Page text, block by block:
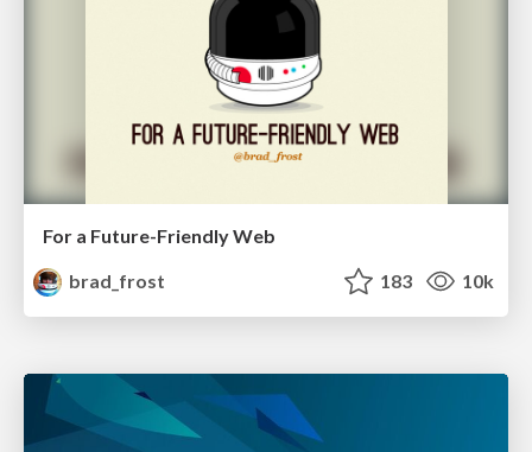
For a Future-Friendly Web
brad_frost
183 10k